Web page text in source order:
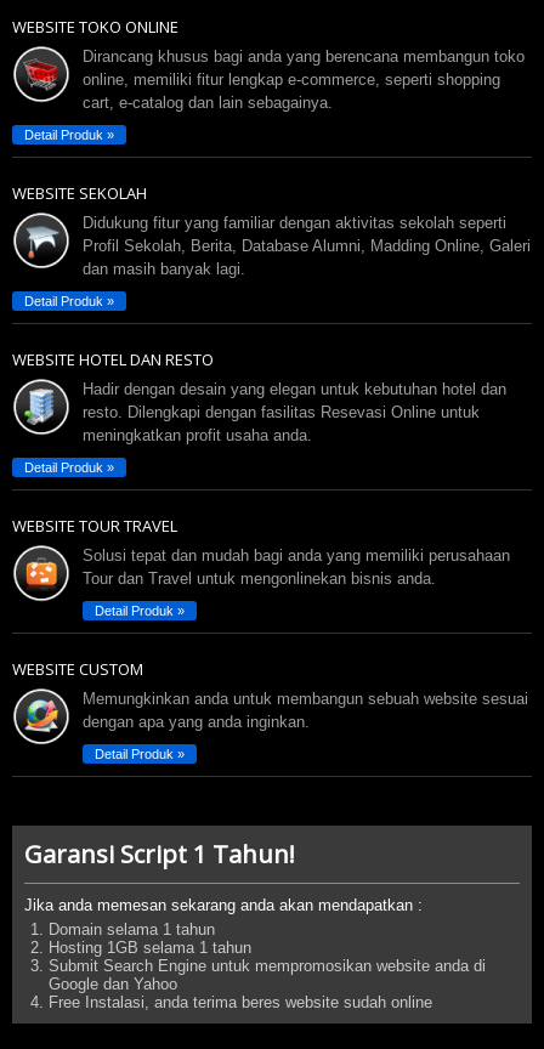
WEBSITE TOKO ONLINE
Dirancang khusus bagi anda yang berencana membangun toko
online, memiliki fitur lengkap e-commerce, seperti shopping
cart, e-catalog dan lain sebagainya.
Detail Produk »
WEBSITE SEKOLAH
Didukung fitur yang familiar dengan aktivitas sekolah seperti
Profil Sekolah, Berita, Database Alumni, Madding Online, Galeri
dan masih banyak lagi.
Detail Produk »
WEBSITE HOTEL DAN RESTO
Hadir dengan desain yang elegan untuk kebutuhan hotel dan
resto. Dilengkapi dengan fasilitas Resevasi Online untuk
meningkatkan profit usaha anda.
Detail Produk »
WEBSITE TOUR TRAVEL
Solusi tepat dan mudah bagi anda yang memiliki perusahaan
Tour dan Travel untuk mengonlinekan bisnis anda.
Detail Produk »
WEBSITE CUSTOM
Memungkinkan anda untuk membangun sebuah website sesuai
dengan apa yang anda inginkan.
Detail Produk »
Garansi Script 1 Tahun!
Jika anda memesan sekarang anda akan mendapatkan :
Domain selama 1 tahun
Hosting 1GB selama 1 tahun
Submit Search Engine untuk mempromosikan website anda di
Google dan Yahoo
Free Instalasi, anda terima beres website sudah online